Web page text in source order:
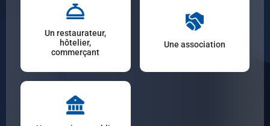
Un restaurateur,
hôtelier,
commerçant
Une association